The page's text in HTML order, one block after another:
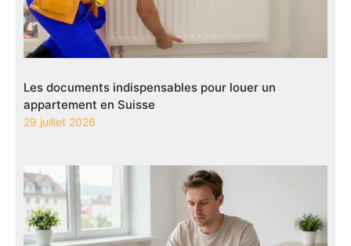
Les documents indispensables pour louer un
appartement en Suisse
29 juillet 2026